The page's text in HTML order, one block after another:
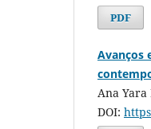
PDF
Avanços
Ana Yara
DOI: